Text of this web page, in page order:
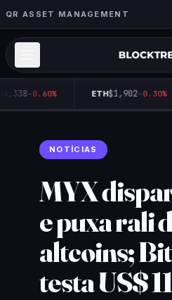
QR ASSET MANAGEMENT
-0.60% ETH$1,902-0.30%
NOTÍCIAS
MYX
e puxa rali
altcoins;
testa US$